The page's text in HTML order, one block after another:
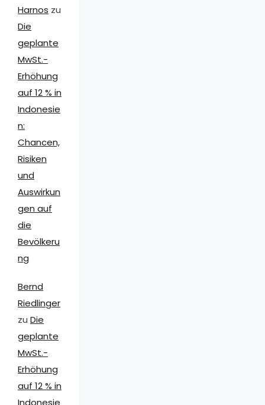
Harnos zu
Die
geplante
MwSt.-
Erhöhung
auf 12 % in
Indonesie
n:
Chancen,
Risiken
und
Auswirkun
gen auf
die
Bevölkeru
ng
Bernd
Riedlinger
zu Die
geplante
MwSt.-
Erhöhung
auf 12 % in
Indonesie